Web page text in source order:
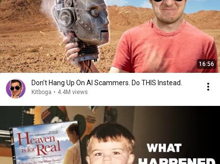
16:56
Don't Hang Up On AI Scammers. Do THIS Instead.
Kitboga • 4.4M views